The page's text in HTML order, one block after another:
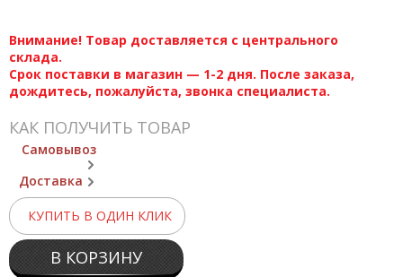
Внимание! Товар доставляется с центрального
склада.
Срок поставки в магазин — 1-2 дня. После заказа,
дождитесь, пожалуйста, звонка специалиста.
КАК ПОЛУЧИТЬ ТОВАР
Самовывоз
Доставка
КУПИТЬ В ОДИН КЛИК
В КОРЗИНУ